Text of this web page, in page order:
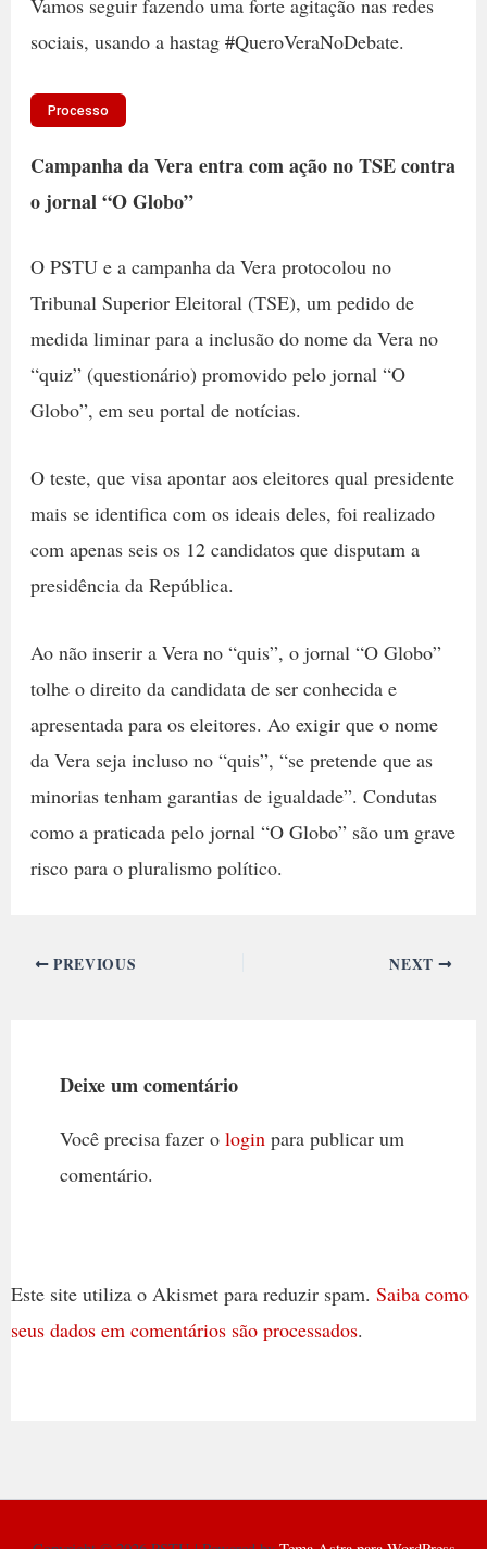
sociais, usando a hastag #QueroVeraNoDebate.
Processo
Campanha da Vera entra com ação no TSE contra
o jornal “O Globo”
O PSTU e a campanha da Vera protocolou no
Tribunal Superior Eleitoral (TSE), um pedido de
medida liminar para a inclusão do nome da Vera no
“quiz” (questionário) promovido pelo jornal “O
Globo”, em seu portal de notícias.
O teste, que visa apontar aos eleitores qual presidente
mais se identifica com os ideais deles, foi realizado
com apenas seis os 12 candidatos que disputam a
presidência da República.
Ao não inserir a Vera no “quis”, o jornal “O Globo”
tolhe o direito da candidata de ser conhecida e
apresentada para os eleitores. Ao exigir que o nome
da Vera seja incluso no “quis”, “se pretende que as
minorias tenham garantias de igualdade”. Condutas
como a praticada pelo jornal “O Globo” são um grave
risco para o pluralismo político.
PREVIOUS NEXT
Deixe um comentário
Você precisa fazer o loginpara publicar um
comentário.
Este site utiliza o Akismet para reduzir spam. Saiba como
seus dados em comentários são processados.